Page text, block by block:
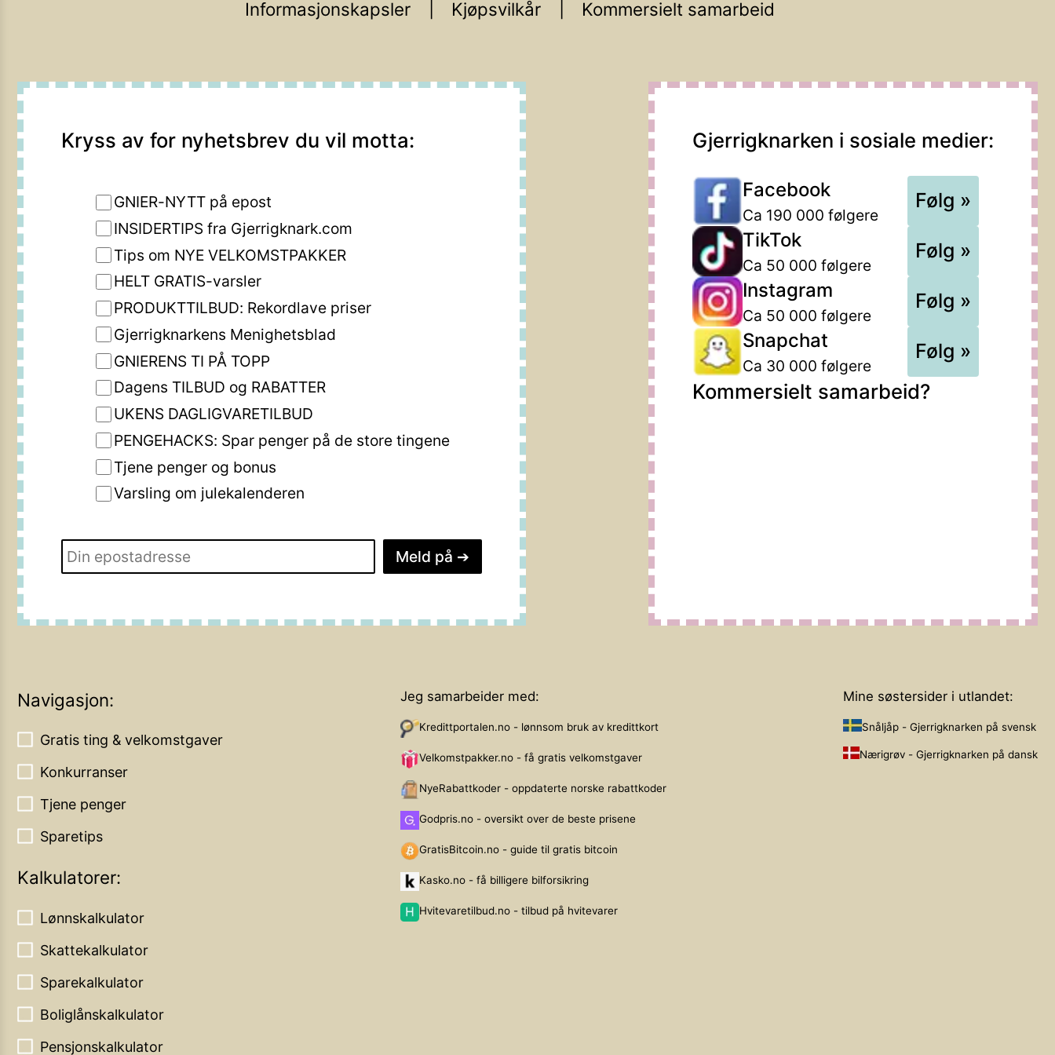
Informasjonskapsler
Kjøpsvilkår Kommersielt samarbeid
Kryss av for nyhetsbrev du vil motta:
GNIER-NYTT på epost
INSIDERTIPS fra Gjerrigknark.com
Tips om NYE VELKOMSTPAKKER
HELT GRATIS-varsler
PRODUKTTILBUD: Rekordlave priser
Gjerrigknarkens Menighetsblad
GNIERENS TI PÅ TOPP
Dagens TILBUD og RABATTER
UKENS DAGLIGVARETILBUD
PENGEHACKS: Spar penger på de store tingene
Tjene penger og bonus
Varsling om julekalenderen
Meld på ➔
Gjerrigknarken i sosiale medier:
Facebook
Ca 190 000 følgere
Følg »
TikTok
Ca 50 000 følgere
Følg »
Instagram
Ca 50 000 følgere
Følg »
Snapchat
Ca 30 000 følgere
Følg »
Kommersielt samarbeid?
Navigasjon:
Gratis ting & velkomstgaver
Konkurranser
Tjene penger
Sparetips
Kalkulatorer:
Lønnskalkulator
Skattekalkulator
Sparekalkulator
Boliglånskalkulator
Pensjonskalkulator
Jeg samarbeider med:
Kredittportalen.no - lønnsom bruk av kredittkort
Velkomstpakker.no - få gratis velkomstgaver
NyeRabattkoder - oppdaterte norske rabattkoder
Godpris.no - oversikt over de beste prisene
GratisBitcoin.no - guide til gratis bitcoin
Kasko.no - få billigere bilforsikring
Hvitevaretilbud.no - tilbud på hvitevarer
Mine søstersider i utlandet:
Snåljåp - Gjerrigknarken på svensk
Nærigrøv - Gjerrigknarken på dansk